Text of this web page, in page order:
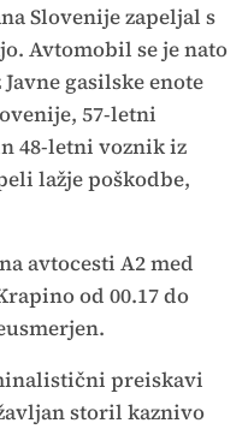
Slovenije zapeljal s
Avtomobil se je nato
gasilske enote
57-letni
48-letni voznik iz
lažje poškodbe,
avtocesti A2 med
od 00.17 do
preiskavi
storil kaznivo